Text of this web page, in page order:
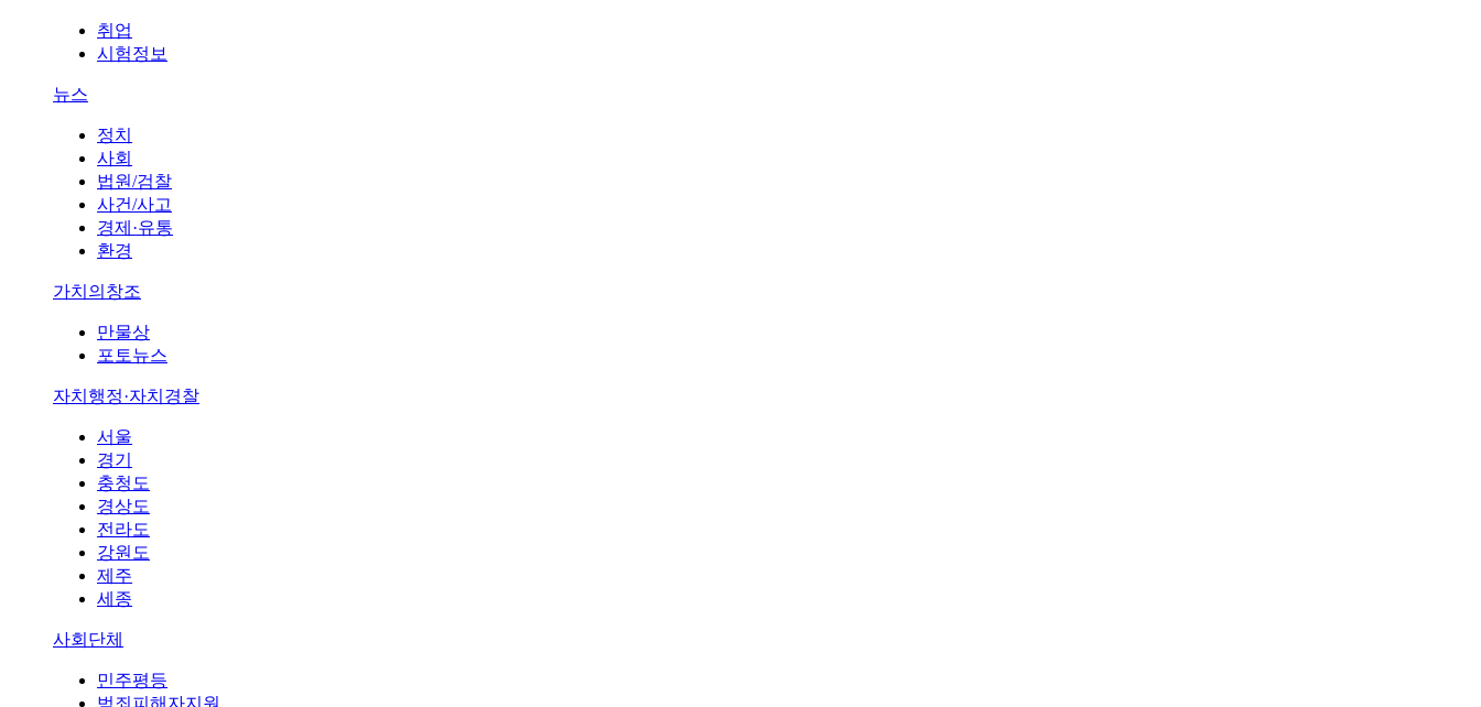
취업
시험정보
뉴스
정치
사회
법원/검찰
사건/사고
경제·유통
환경
가치의창조
만물상
포토뉴스
자치행정·자치경찰
서울
경기
충청도
경상도
전라도
강원도
제주
세종
사회단체
민주평등
범죄피해자지원